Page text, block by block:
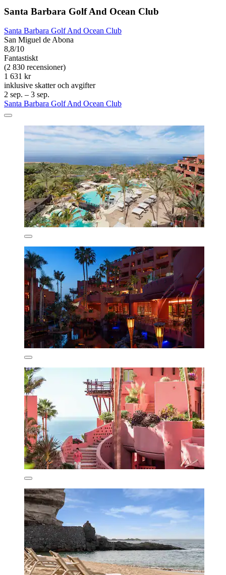
Santa Barbara Golf And Ocean Club
Santa Barbara Golf And Ocean Club
San Miguel de Abona
8,8/10
Fantastiskt
(2 830 recensioner)
1 631 kr
inklusive skatter och avgifter
2 sep. – 3 sep.
Santa Barbara Golf And Ocean Club